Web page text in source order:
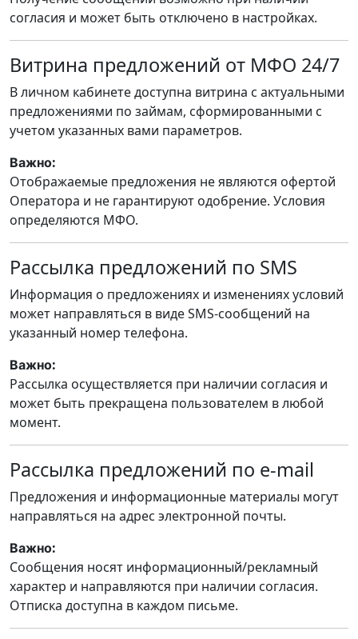
согласия и может быть отключено в настройках.
Витрина предложений от МФО 24/7
В личном кабинете доступна витрина с актуальными
предложениями по займам, сформированными с
учетом указанных вами параметров.
Важно:
Отображаемые предложения не являются офертой
Оператора и не гарантируют одобрение. Условия
определяются МФО.
Рассылка предложений по SMS
Информация о предложениях и изменениях условий
может направляться в виде SMS-сообщений на
указанный номер телефона.
Важно:
Рассылка осуществляется при наличии согласия и
может быть прекращена пользователем в любой
момент.
Рассылка предложений по e-mail
Предложения и информационные материалы могут
направляться на адрес электронной почты.
Важно:
Сообщения носят информационный/рекламный
характер и направляются при наличии согласия.
Отписка доступна в каждом письме.